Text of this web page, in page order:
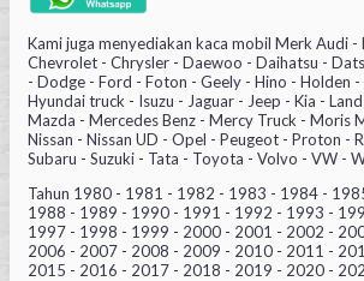
Kami juga menyediakan kaca mobil Merk Audi -
Chevrolet - Chrysler - Daewoo - Daihatsu -
- Dodge - Ford - Foton - Geely - Hino - Holden
Hyundai truck - Isuzu - Jaguar - Jeep - Kia -
Mazda - Mercedes Benz - Mercy Truck - Moris
Nissan - Nissan UD - Opel - Peugeot - Proton -
Subaru - Suzuki - Tata - Toyota - Volvo - VW -
Tahun 1980 - 1981 - 1982 - 1983 - 1984 -
1988 - 1989 - 1990 - 1991 - 1992 - 1993 -
1997 - 1998 - 1999 - 2000 - 2001 - 2002 -
2006 - 2007 - 2008 - 2009 - 2010 - 2011 -
2015 - 2016 - 2017 - 2018 - 2019 - 2020 -